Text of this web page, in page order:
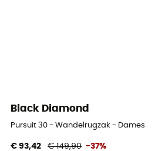
Black Diamond
Pursuit 30 - Wandelrugzak - Dames
€ 93,42 € 149,90 -37%